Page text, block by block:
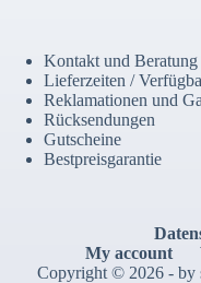
Kontakt und Beratung
Lieferzeiten /
Reklamationen und
Rücksendungen
Gutscheine
Bestpreisgarantie
My account
Copyright © 2026 - by